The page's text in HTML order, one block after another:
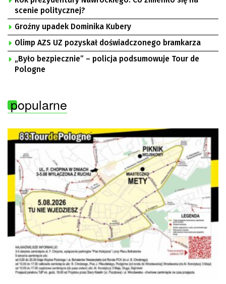
scenie politycznej?
Groźny upadek Dominika Kubery
Olimp AZS UZ pozyskał doświadczonego bramkarza
„Było bezpiecznie” – policja podsumowuje Tour de
Pologne
popularne